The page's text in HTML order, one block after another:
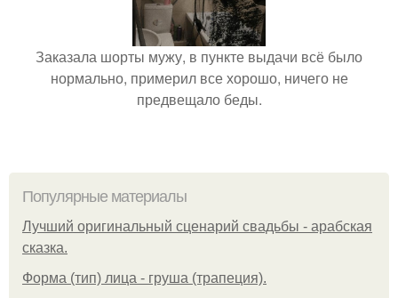
Заказала шорты мужу, в пункте выдачи всё было
нормально, примерил все хорошо, ничего не
предвещало беды.
Популярные материалы
Лучший оригинальный сценарий свадьбы - арабская
сказка.
Форма (тип) лица - груша (трапеция).